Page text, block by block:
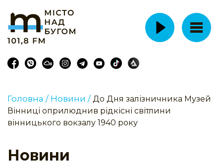
Головна / Новини / До Дня залізничника Музей
Вінниці оприлюднив рідкісні світлини
вінницького вокзалу 1940 року
Новини